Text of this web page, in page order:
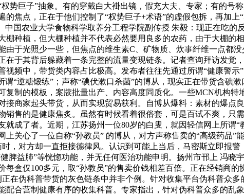
势巨子”抽象。有的穿戴白大褂出镜，假充大夫、专家；有的号
焦点，正在于他们控制了“权势巨子+术语”的虚假包拆，再加
国农业大学食物科学取养分工程学院副传授 朱毅：现正在吃
种植，但大棚种植并不代表必然要用良多的农药，由于大棚的
于光照少一些，但焦点的维生素C、矿物质、炊事纤维一点都
于其背后躲藏着一条完整的流量变现链条。记者查询拜访发觉
频中，带货类内容占比极高。发布者往往先通过所谓“健康警
“逆糖锻练”；声称“碘伏漱口杀菌”的博从，现实正在带货含碘
制的模板，案牍批量出产、内容高度同质化。一些MCN机构特
商家起头带货，从而实现贸易获利。自博从爆料：素材的爆点
售的是健康焦炙。虽然有时候看着很俗套，可是百试不爽，只
成了者。近期，江苏扬州一位80岁的白叟，就因轻信网上所谓
关心了一位自称“孙教员” 的博从，对方声称售卖的“高级药品
，对方却一直拒接德律风。认识到可能上当后，马密斯立即报
脾益肺”等恍惚功能，并无任何医治功能申明。扬州市邗上 冯晓
盒仅100多元，取“孙教员”的售卖价钱相差百倍。正在经销商
在伪科普带货的灰色链条中并非个例。针对收集平台伪科普众
合营制健康有序的收集科普。专家指出，针对伪科普众多的乱